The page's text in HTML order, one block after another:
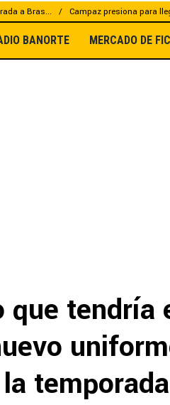
a Bras... Campaz presiona para
BANORTE MERCADO DE
que tendría